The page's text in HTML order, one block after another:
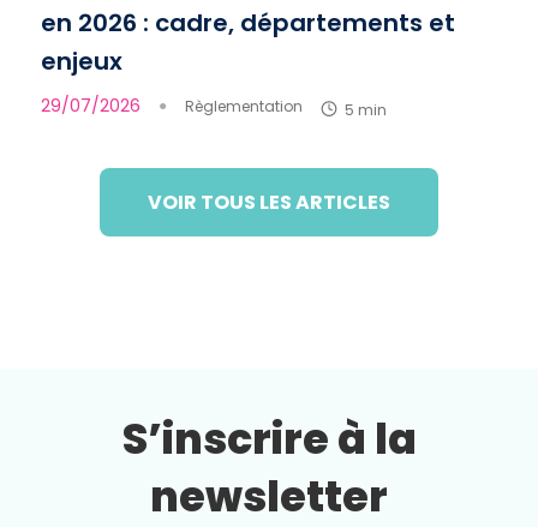
en 2026 : cadre, départements et
enjeux
29/07/2026 ● Règlementation 5 min
VOIR TOUS LES ARTICLES
S’inscrire à la
newsletter